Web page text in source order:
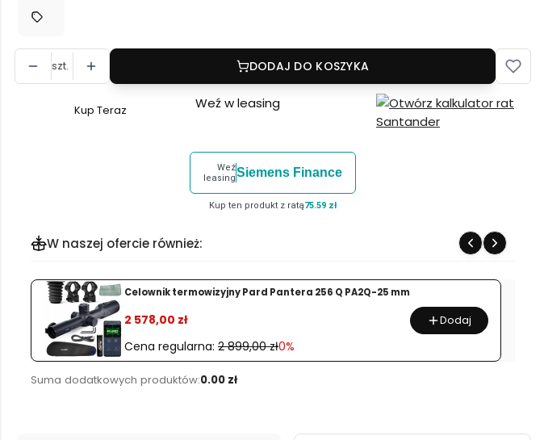
szt. DODAJ DO KOSZYKA
Szybki
X-
S20
Kup Teraz Weź w leasing
Weź
leasingSiemens Finance
Kup ten produkt z ratą75.59 zł
W naszej ofercie również:
% Celownik termowizyjny Pard Pantera 256 Q PA2Q-25 mm
2 578,00 zł
Cena regularna: 2 899,00 zł0%
Dodaj
Suma dodatkowych produktów:0.00 zł